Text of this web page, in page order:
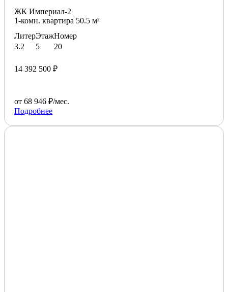
ЖК Империал-2
1-комн. квартира 50.5 м²
Литер
3.2
Этаж
5
Номер
20
14 392 500 ₽
от 68 946 ₽/мес.
Подробнее